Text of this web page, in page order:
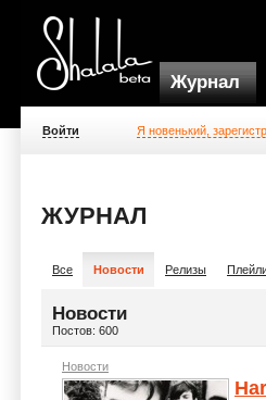
Журнал
Войти Я новенький,
ЖУРНАЛ
Все Новости Релизы
Новости
Постов: 600
Новости